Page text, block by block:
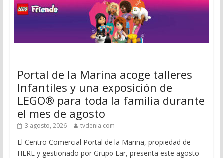
Portal de la Marina acoge talleres
Infantiles y una exposición de
LEGO® para toda la familia durante
el mes de agosto
3 agosto, 2026 tvdenia.com
El Centro Comercial Portal de la Marina, propiedad de
HLRE y gestionado por Grupo Lar, presenta este agosto